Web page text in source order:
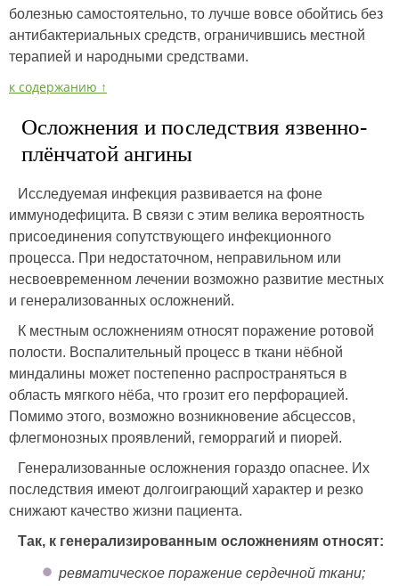
болезнью самостоятельно, то лучше вовсе обойтись без
антибактериальных средств, ограничившись местной
терапией и народными средствами.
к содержанию ↑
Осложнения и последствия язвенно-
плёнчатой ангины
Исследуемая инфекция развивается на фоне
иммунодефицита. В связи с этим велика вероятность
присоединения сопутствующего инфекционного
процесса. При недостаточном, неправильном или
несвоевременном лечении возможно развитие местных
и генерализованных осложнений.
К местным осложнениям относят поражение ротовой
полости. Воспалительный процесс в ткани нёбной
миндалины может постепенно распространяться в
область мягкого нёба, что грозит его перфорацией.
Помимо этого, возможно возникновение абсцессов,
флегмонозных проявлений, геморрагий и пиорей.
Генерализованные осложнения гораздо опаснее. Их
последствия имеют долгоиграющий характер и резко
снижают качество жизни пациента.
Так, к генерализированным осложнениям относят:
ревматическое поражение сердечной ткани;